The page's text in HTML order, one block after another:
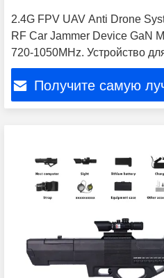
2.4G FPV UAV Anti Drone
RF Car Jammer Device GaN
720-1050MHz. Устройство
блокировки радиочастотных
сигналов на автомобилях
Получите самую